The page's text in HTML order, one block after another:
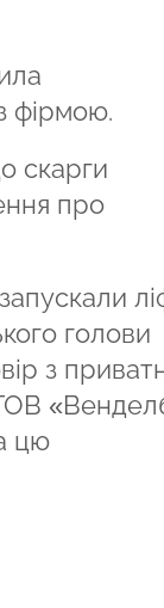
фірмою.
скарги
про
голови
з
цю